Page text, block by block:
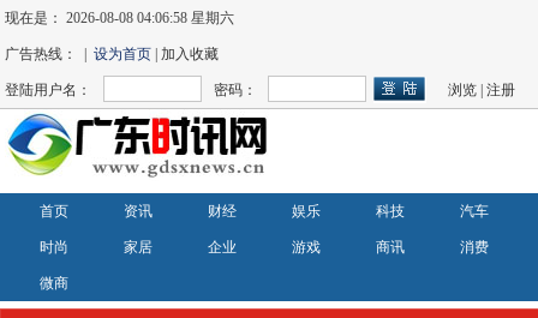
现在是：2026-08-08 04:06:58 星期六
广告热线： |设为首页 | 加入收藏
登陆用户名： 密码： 浏览 |注册
首页 资讯 财经 娱乐 科技 汽车
时尚 家居 企业 游戏 商讯 消费
微商